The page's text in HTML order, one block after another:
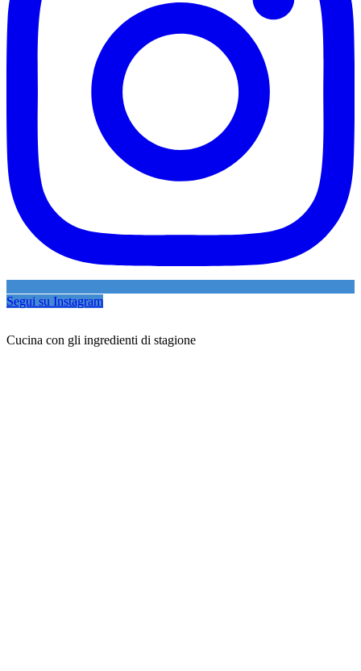
Segui su Instagram
Cucina con gli ingredienti di stagione